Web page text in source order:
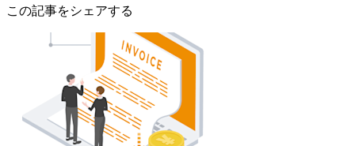
この記事をシェアする